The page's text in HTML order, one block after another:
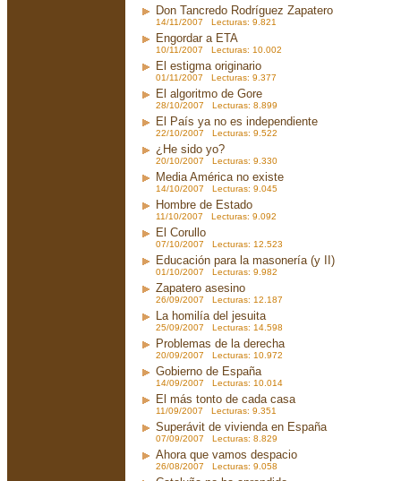
Don Tancredo Rodríguez Zapatero
14/11/2007 Lecturas: 9.821
Engordar a ETA
10/11/2007 Lecturas: 10.002
El estigma originario
01/11/2007 Lecturas: 9.377
El algoritmo de Gore
28/10/2007 Lecturas: 8.899
El País ya no es independiente
22/10/2007 Lecturas: 9.522
¿He sido yo?
20/10/2007 Lecturas: 9.330
Media América no existe
14/10/2007 Lecturas: 9.045
Hombre de Estado
11/10/2007 Lecturas: 9.092
El Corullo
07/10/2007 Lecturas: 12.523
Educación para la masonería (y II)
01/10/2007 Lecturas: 9.982
Zapatero asesino
26/09/2007 Lecturas: 12.187
La homilía del jesuita
25/09/2007 Lecturas: 14.598
Problemas de la derecha
20/09/2007 Lecturas: 10.972
Gobierno de España
14/09/2007 Lecturas: 10.014
El más tonto de cada casa
11/09/2007 Lecturas: 9.351
Superávit de vivienda en España
07/09/2007 Lecturas: 8.829
Ahora que vamos despacio
26/08/2007 Lecturas: 9.058